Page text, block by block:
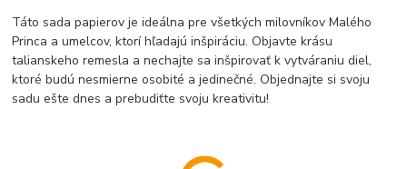
Táto sada papierov je ideálna pre všetkých milovníkov Malého
Princa a umelcov, ktorí hľadajú inšpiráciu. Objavte krásu
talianskeho remesla a nechajte sa inšpirovať k vytváraniu diel,
ktoré budú nesmierne osobité a jedinečné. Objednajte si svoju
sadu ešte dnes a prebudiťte svoju kreativitu!